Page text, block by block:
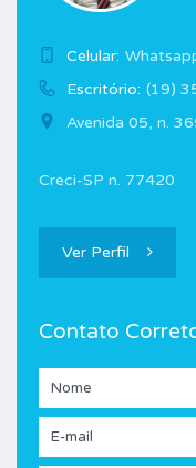
Celular:
Escritório: (19)
Avenida 05, n.
Creci-SP n. 77420
Ver Perfil
Contato